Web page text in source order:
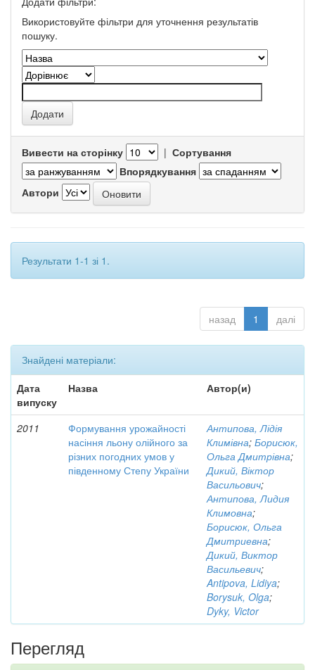
Використовуйте фільтри для уточнення результатів
пошуку.
Вивести на сторінку | Сортування
Впорядкування
Автори
Результати 1-1 зі 1.
назад 1 далі
Знайдені матеріали:
Дата
випуску
Назва Автор(и)
2011
Формування урожайності
насіння льону олійного за
різних погодних умов у
південному Степу України
Антипова, Лідія
Климівна; Борисюк,
Ольга Дмитрівна;
Дикий, Віктор
Васильович;
Антипова, Лидия
Климовна;
Борисюк, Ольга
Дмитриевна;
Дикий, Виктор
Васильевич;
Antipova, Lidiya;
Borysuk, Olga;
Dyky, Victor
Перегляд